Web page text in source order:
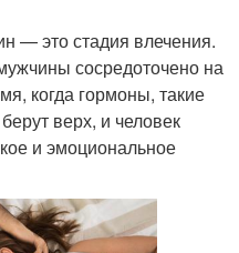
— это стадия влечения.
сосредоточено на
когда гормоны, такие
верх, и человек
и эмоциональное